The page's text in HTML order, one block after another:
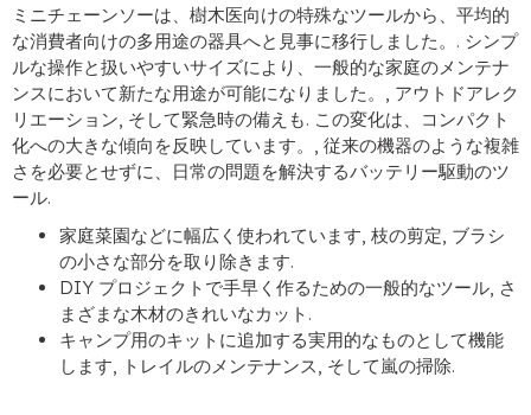
ミニチェーンソーは、樹木医向けの特殊なツールから、平均的
な消費者向けの多用途の器具へと見事に移行しました。. シンプ
ルな操作と扱いやすいサイズにより、一般的な家庭のメンテナ
ンスにおいて新たな用途が可能になりました。, アウトドアレク
リエーション, そして緊急時の備えも. この変化は、コンパクト
化への大きな傾向を反映しています。, 従来の機器のような複雑
さを必要とせずに、日常の問題を解決するバッテリー駆動のツ
ール.
家庭菜園などに幅広く使われています, 枝の剪定, ブラシ
の小さな部分を取り除きます.
DIY プロジェクトで手早く作るための一般的なツール, さ
まざまな木材のきれいなカット.
キャンプ用のキットに追加する実用的なものとして機能
します, トレイルのメンテナンス, そして嵐の掃除.